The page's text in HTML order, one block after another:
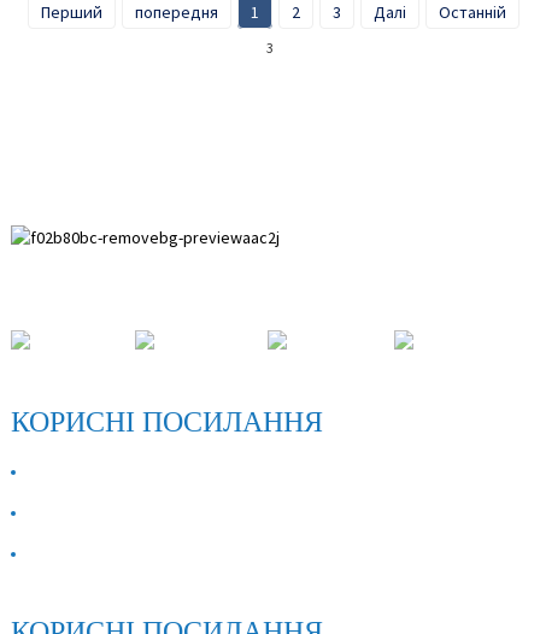
Перший попередня 1 2 3 Далі Останній
3
КОРИСНІ ПОСИЛАННЯ